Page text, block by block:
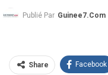
Publié Par Guinee7.com
Share Facebook